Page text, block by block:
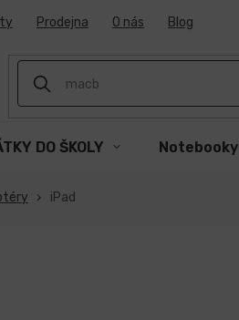
Prodejna O nás Blog
DO ŠKOLY Notebooky
iPad